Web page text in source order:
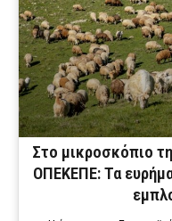
Στο μικροσκόπιο
ΟΠΕΚΕΠΕ: Τα